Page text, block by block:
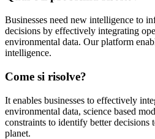
Businesses need new intelligence to
decisions by effectively integrating
environmental data. Our platform
intelligence.
Come si risolve?
It enables businesses to effectively
environmental data, science based
constraints to identify better decisions
planet.